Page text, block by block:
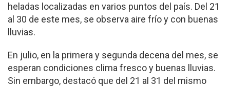
heladas localizadas en varios puntos del país. Del 21
al 30 de este mes, se observa aire frío y con buenas
lluvias.
En julio, en la primera y segunda decena del mes, se
esperan condiciones clima fresco y buenas lluvias.
Sin embargo, destacó que del 21 al 31 del mismo